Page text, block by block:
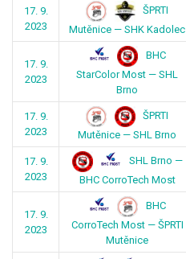
17. 9.
2023
ŠPRTI
Mutěnice — SHK Kadolec
17. 9.
2023
BHC
StarColor Most — SHL
Brno
17. 9.
2023
ŠPRTI
Mutěnice — SHL Brno
17. 9.
2023
SHL Brno —
BHC CorroTech Most
17. 9.
2023
BHC
CorroTech Most — ŠPRTI
Mutěnice